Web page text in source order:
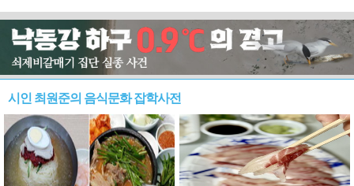
시인 최원준의 음식문화 잡학사전